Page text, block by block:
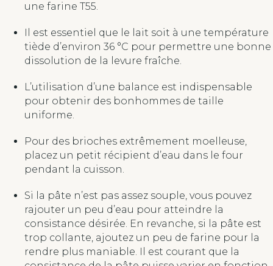
une farine T55.
Il est essentiel que le lait soit à une température
tiède d’environ 36 °C pour permettre une bonne
dissolution de la levure fraîche.
L’utilisation d’une balance est indispensable
pour obtenir des bonhommes de taille
uniforme.
Pour des brioches extrêmement moelleuse,
placez un petit récipient d’eau dans le four
pendant la cuisson.
Si la pâte n’est pas assez souple, vous pouvez
rajouter un peu d’eau pour atteindre la
consistance désirée. En revanche, si la pâte est
trop collante, ajoutez un peu de farine pour la
rendre plus maniable. Il est courant que la